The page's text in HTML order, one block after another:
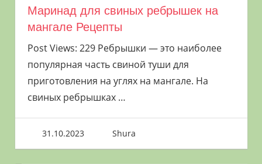
Маринад для свиных ребрышек на
мангале Рецепты
Post Views: 229 Ребрышки — это наиболее
популярная часть свиной туши для
приготовления на углях на мангале. На
свиных ребрышках …
31.10.2023 Shura